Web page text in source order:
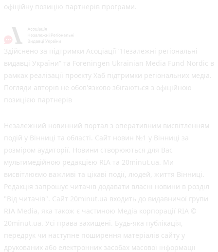
офіційну позицію партнерів програми.
Здійснено за підтримки Асоціації “Незалежні регіональні
видавці України” та Foreningen Ukrainian Media Fund Nordic в
рамках реалізації проєкту Хаб підтримки регіональних медіа.
Погляди авторів не обов'язково збігаються з офіційною
позицією партнерів
Незалежний новинний портал з оперативним висвітленням
подій у Вінниці та області. Сайт новин №1 у Вінниці за
розміром аудиторії. Новини створюються для Вас
мультимедійною редакцією RIA та 20minut.ua. Ми
висвітлюємо важливі та цікаві події, людей, життя Вінниці.
Редакція запрошує читачів додавати власні новини в розділ
"Від читачів". Сайт 20minut.ua входить до видавничої групи
RIA Media, яка також є частиною Медіа корпорації RIA ©
20minut.ua. Усі права захищені. Будь-яка публiкацiя,
передрук чи наступне поширення матеріалів сайту у
друкованих або електронних засобах масової інформації